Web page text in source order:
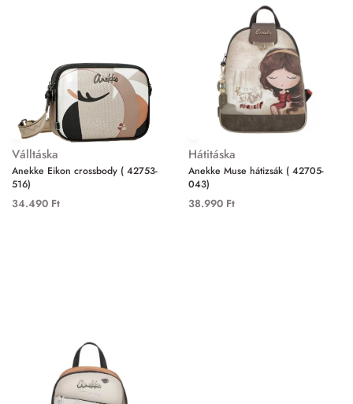
Válltáska
Anekke Eikon crossbody ( 42753-
516)
34.490 Ft
Hátitáska
Anekke Muse hátizsák ( 42705-
043)
38.990 Ft